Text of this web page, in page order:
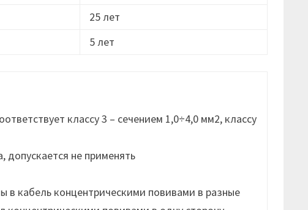
25 лет
5 лет
классу 3 – сечением 1,0÷4,0 мм2, классу
допускается не применять
в кабель концентрическими повивами в разные